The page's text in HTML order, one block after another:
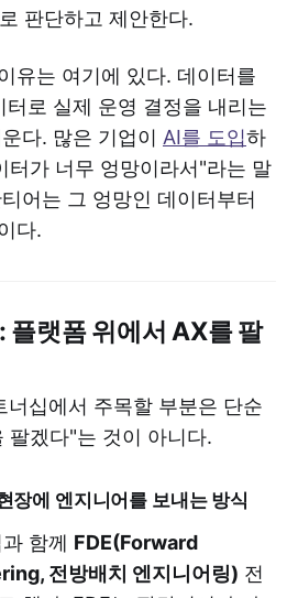
판단하고 제안한다.
유는 여기에 있다. 데이터를
터로 실제 운영 결정을 내리는
다. 많은 기업이 AI를 도입하
터가 너무 엉망이라서"라는 말
어는 그 엉망인 데이터부터
다.
플랫폼 위에서 AX를 팔
너십에서 주목할 부분은 단순
팔겠다"는 것이 아니다.
장에 엔지니어를 보내는 방식
함께 FDE(Forward
전방배치 엔지니어링) 전